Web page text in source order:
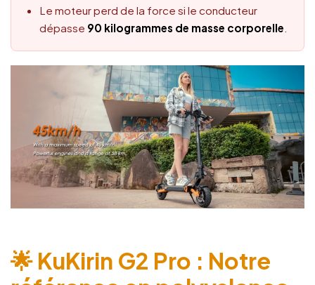
Le moteur perd de la force si le conducteur
dépasse 90 kilogrammes de masse corporelle
🌟 KuKirin G2 Pro : Notre